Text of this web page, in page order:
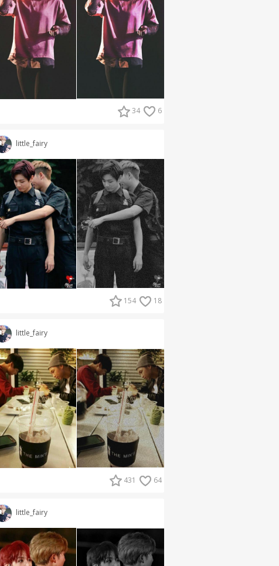
34 6
little_fairy
154 18
little_fairy
431 64
little_fairy